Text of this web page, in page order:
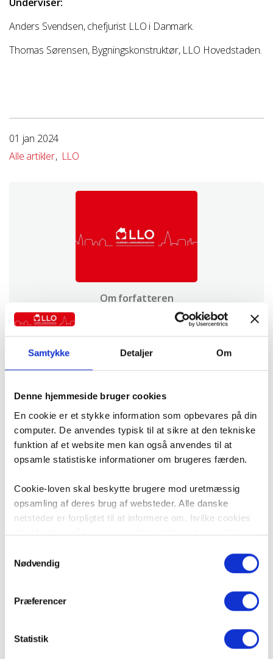
Samtykke Detaljer Om
Denne hjemmeside bruger cookies
En cookie er et stykke information som opbevares på din
computer. De anvendes typisk til at sikre at den tekniske
funktion af et website men kan også anvendes til at
opsamle statistiske informationer om brugeres færden.
Cookie-loven skal beskytte brugere mod uretmæssig
opsamling af deres brug af websteder. Alle danske
netsteder er forpligtet til at informere om, hvilke cookies
der afsættes på brugerens udstyr. Informationen skal
til information og samtykke ved lagring af og adgang til
oplysninger i slutbrugeres terminaludstyr”, som er en del
af et EU-direktiv om beskyttelse af privatlivets fred i
elektronisk kommunikation.
På vi-lejere.dk bruger vi cookies til at opsamle 100%
anonym information om brugernes færden. Denne cookie
Nødvendig
Præferencer
Statistik
Anders Svendsen, chefjurist LLO i Danmark.
Thomas Sørensen, Bygningskonstruktør, LLO Hovedstaden.
01 jan 2024
Alle artikler LLO
Om forfatteren
Se artikler af LLO
Det får du med hjem:
Du ved, hvordan du skal forberede dig til en fraflytning,
og hvad du kan gøre, hvis du er uenig med udlejer.
TILMELD